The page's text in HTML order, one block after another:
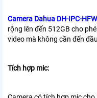
Camera Dahua DH-IPC-
rộng lên đến 512GB cho
video mà không cần đến
Tích hợp mic: